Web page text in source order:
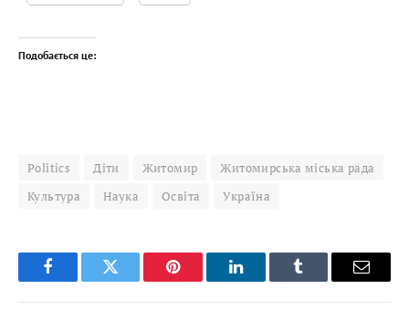
Подобається це:
Politics Діти Житомир
Житомирська міська рада
Культура
Наука Освіта Україна
FacebookTwitter Pinterest LinkedInTumblr Email